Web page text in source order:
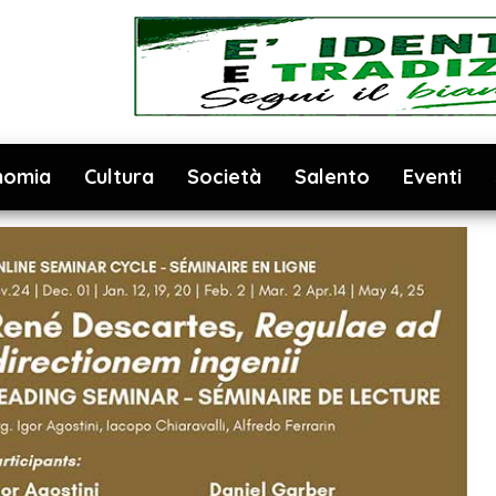
Cultura Società Salento Eventi